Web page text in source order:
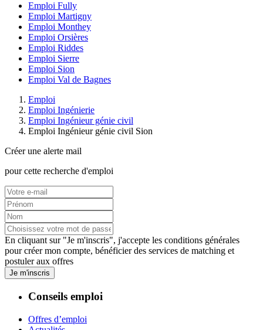
Emploi Fully
Emploi Martigny
Emploi Monthey
Emploi Orsières
Emploi Riddes
Emploi Sierre
Emploi Sion
Emploi Val de Bagnes
Emploi
Emploi Ingénierie
Emploi Ingénieur génie civil
Emploi Ingénieur génie civil Sion
Créer une alerte mail
pour cette recherche d'emploi
En cliquant sur "Je m'inscris", j'accepte les conditions générales
pour créer mon compte, bénéficier des services de matching et
postuler aux offres
Je m'inscris
Conseils emploi
Offres d’emploi